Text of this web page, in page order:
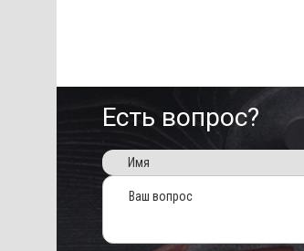
Есть вопрос?